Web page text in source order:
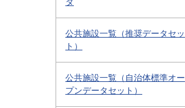
公共施設一覧（推奨データセッ
ト）
公共施設一覧（自治体標準オー
プンデータセット）